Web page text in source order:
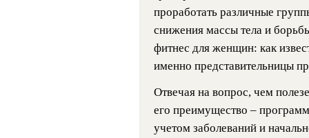
проработать различные
снижения массы тела и
фитнес для женщин: как
именно представительницы
Отвечая на вопрос, чем
его преимущество –
учетом заболеваний и